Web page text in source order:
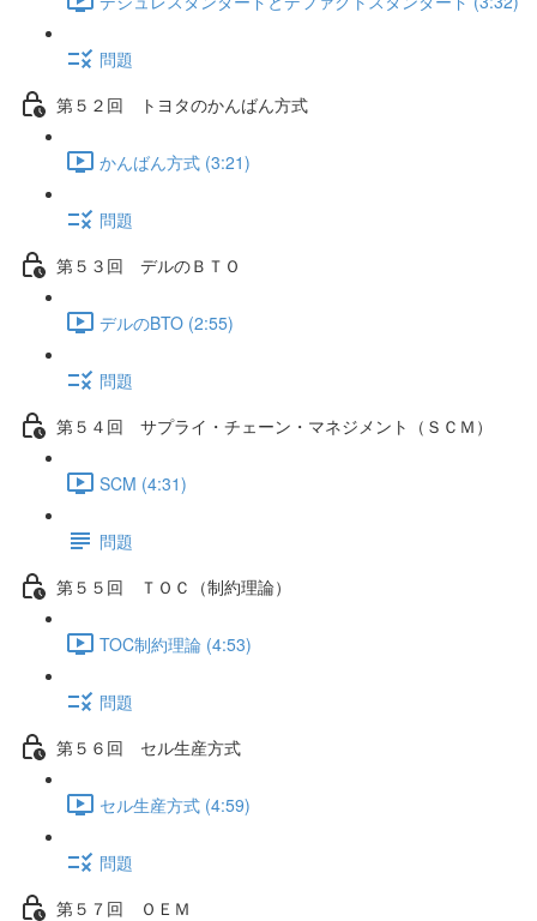
問題
第５２回 トヨタのかんばん方式
かんばん方式 (3:21)
問題
第５３回 デルのＢＴＯ
デルのBTO (2:55)
問題
第５４回 サプライ・チェーン・マネジメント（ＳＣＭ）
SCM (4:31)
問題
第５５回 ＴＯＣ（制約理論）
TOC制約理論 (4:53)
問題
第５６回 セル生産方式
セル生産方式 (4:59)
問題
第５７回 ＯＥＭ